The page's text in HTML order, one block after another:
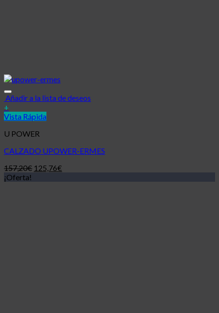
Añadir a la lista de deseos
+
Vista Rápida
U POWER
CALZADO UPOWER-ERMES
157,20€ 125,76€
¡Oferta!